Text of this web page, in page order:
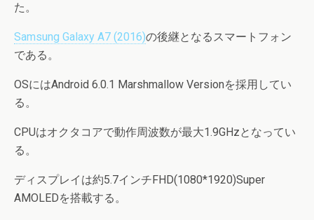
た。
Samsung Galaxy A7 (2016)の後継となるスマートフォン
である。
OSにはAndroid 6.0.1 Marshmallow Versionを採用してい
る。
CPUはオクタコアで動作周波数が最大1.9GHzとなってい
る。
ディスプレイは約5.7インチFHD(1080*1920)Super
AMOLEDを搭載する。